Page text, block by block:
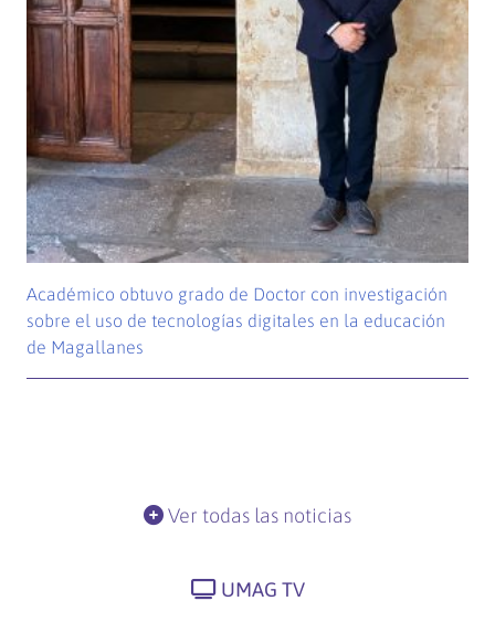
Académico obtuvo grado de Doctor con investigación
sobre el uso de tecnologías digitales en la educación
de Magallanes
Ver todas las noticias
UMAG TV